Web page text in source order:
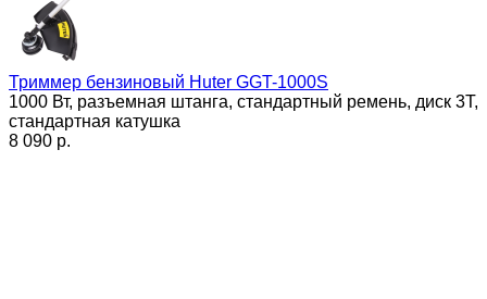
Триммер бензиновый Huter GGT-1000S
1000 Вт, разъемная штанга, стандартный ремень, диск 3Т,
стандартная катушка
8 090 p.